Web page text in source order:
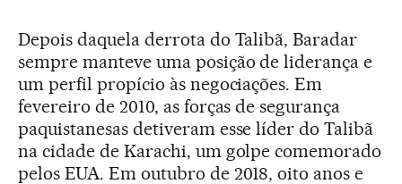
Depois daquela derrota do Talibã, Baradar
sempre manteve uma posição de liderança e
um perfil propício às negociações. Em
fevereiro de 2010, as forças de segurança
paquistanesas detiveram esse líder do Talibã
na cidade de Karachi, um golpe comemorado
pelos EUA. Em outubro de 2018, oito anos e